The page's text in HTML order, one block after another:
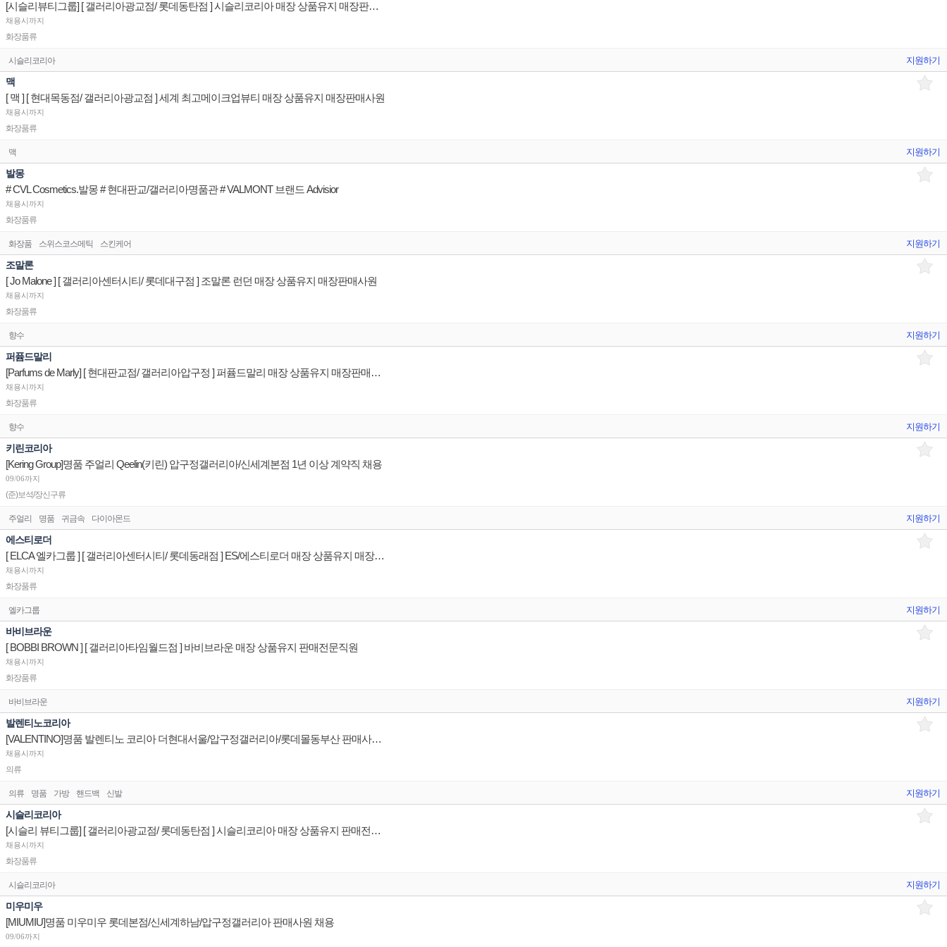
[시슬리뷰티그룹] [ 갤러리아광교점/ 롯데동탄점 ] 시슬리코리아 매장 상품유지 매장판매사원
채용시까지
화장품류
시슬리코리아 지원하기
맥
[ 맥 ] [ 현대목동점/ 갤러리아광교점 ] 세계 최고메이크업뷰티 매장 상품유지 매장판매사원
채용시까지
화장품류
맥 지원하기
발몽
# CVL Cosmetics.발몽 # 현대판교/갤러리아명품관 # VALMONT 브랜드 Advisior
채용시까지
화장품류
화장품 스위스코스메틱 스킨케어 지원하기
조말론
[ Jo Malone ] [ 갤러리아센터시티/ 롯데대구점 ] 조말론 런던 매장 상품유지 매장판매사원
채용시까지
화장품류
향수 지원하기
퍼퓸드말리
[Parfums de Marly] [ 현대판교점/ 갤러리아압구정 ] 퍼퓸드말리 매장 상품유지 매장판매사원
채용시까지
화장품류
향수 지원하기
키린코리아
[Kering Group]명품 주얼리 Qeelin(키린) 압구정갤러리아/신세계본점 1년 이상 계약직 채용
09/06까지
(준)보석/장신구류
주얼리 명품 귀금속 다이아몬드 지원하기
에스티로더
[ ELCA 엘카그룹 ] [ 갤러리아센터시티/ 롯데동래점 ] ES/에스티로더 매장 상품유지 매장판매사원
채용시까지
화장품류
엘카그룹 지원하기
바비브라운
[ BOBBI BROWN ] [ 갤러리아타임월드점 ] 바비브라운 매장 상품유지 판매전문직원
채용시까지
화장품류
바비브라운 지원하기
발렌티노코리아
[VALENTINO]명품 발렌티노 코리아 더현대서울/압구정갤러리아/롯데몰동부산 판매사원 채용
채용시까지
의류
의류 명품 가방 핸드백 신발 지원하기
시슬리코리아
[시슬리 뷰티그룹] [ 갤러리아광교점/ 롯데동탄점 ] 시슬리코리아 매장 상품유지 판매전문직원
채용시까지
화장품류
시슬리코리아 지원하기
미우미우
[MIUMIU]명품 미우미우 롯데본점/신세계하남/압구정갤러리아 판매사원 채용
09/06까지